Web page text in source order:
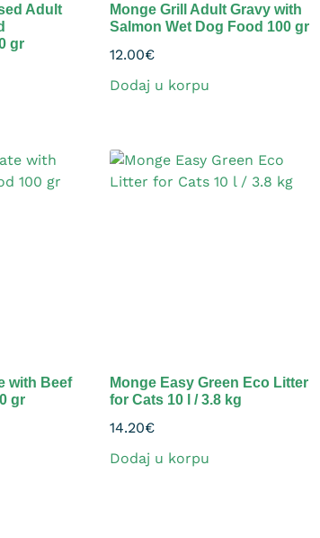
Adult
gr
Monge Grill Adult Gravy with
Salmon Wet Dog Food 100 gr
12.00€
Dodaj u korpu
with Beef
gr
Monge Easy Green Eco Litter
for Cats 10 l / 3.8 kg
14.20€
Dodaj u korpu